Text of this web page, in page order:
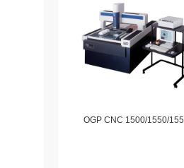
OGP CNC 1500/1550/